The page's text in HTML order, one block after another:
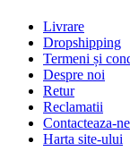
Livrare
Dropshipping
Termeni și
Despre noi
Retur
Reclamatii
Contacteaza-ne
Harta site-ului